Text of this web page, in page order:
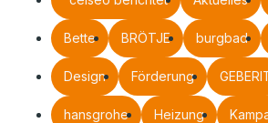
Bette BRÖTJE burgbad
Design Förderung
hansgrohe Heizung